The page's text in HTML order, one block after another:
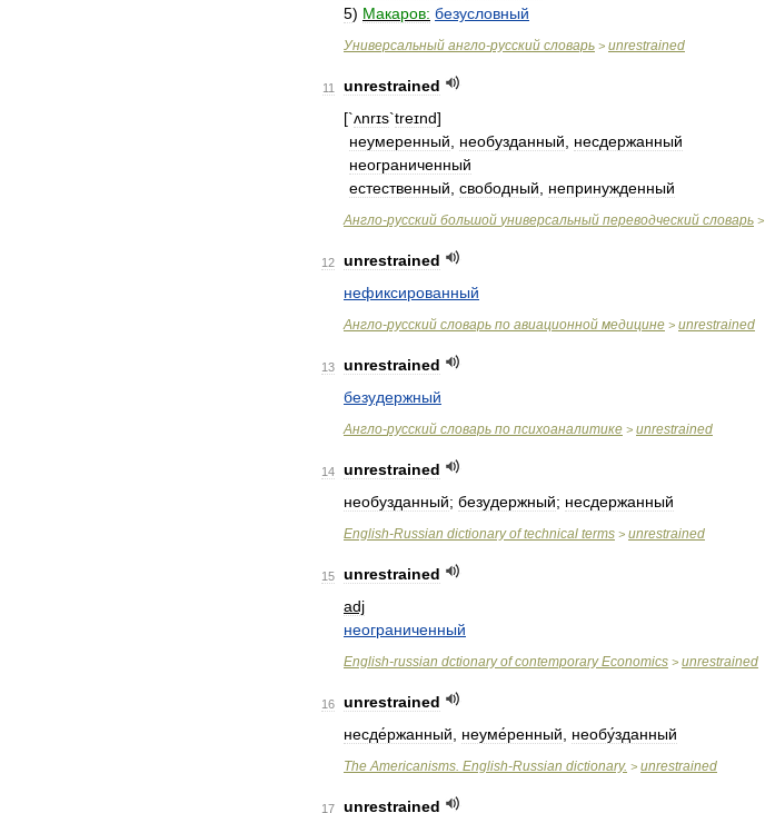
5) Макаров: безусловный
Универсальный англо-русский словарь > unrestrained
11
unrestrained
[`ʌnrɪs`treɪnd]
неумеренный
необузданный
несдержанный
неограниченный
естественный свободный непринужденный
Англо-русский большой универсальный переводческий словарь >
12
unrestrained
нефиксированный
Англо-русский словарь по авиационной медицине > unrestrained
13
unrestrained
безудержный
Англо-русский словарь по психоаналитике > unrestrained
14
unrestrained
необузданный; безудержный; несдержанный
English-Russian dictionary of technical terms > unrestrained
15
unrestrained
adj
неограниченный
English-russian dctionary of contemporary Economics > unrestrained
16
unrestrained
несде́ржанный
неуме́ренный необу́зданный
The Americanisms. English-Russian dictionary. > unrestrained
17 unrestrained